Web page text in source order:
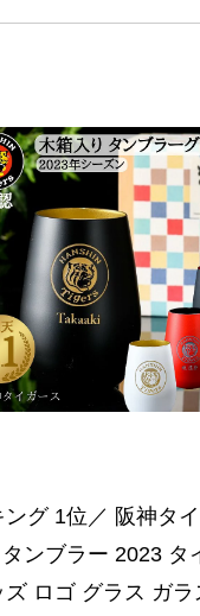
グ 1位／ 阪神タ
ンブラー 2023 タ
ロゴ グラス ガラ